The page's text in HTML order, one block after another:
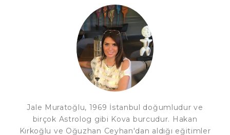
Jale Muratoğlu, 1969 İstanbul doğumludur ve
birçok Astrolog gibi Kova burcudur. Hakan
Kırkoğlu ve Oğuzhan Ceyhan'dan aldığı eğitimler